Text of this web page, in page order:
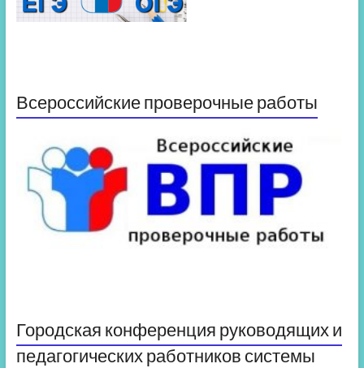
Всероссийские проверочные работы
Городская конференция руководящих и
педагогических работников системы